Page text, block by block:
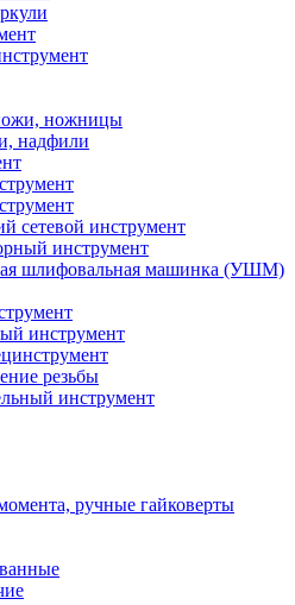
ножницы
надфили
сетевой инструмент
инструмент
шлифовальная машинка (УШМ)
инструмент
резьбы
инструмент
ручные гайковерты